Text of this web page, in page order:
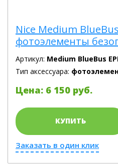
Nice Medium
фотоэлементы
Артикул: Medium BlueBus
Тип аксессуара:
Цена: 6 150 руб.
КУПИТЬ
Заказать в один клик